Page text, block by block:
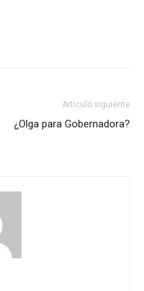
Artículo siguiente
¿Olga para Gobernadora?